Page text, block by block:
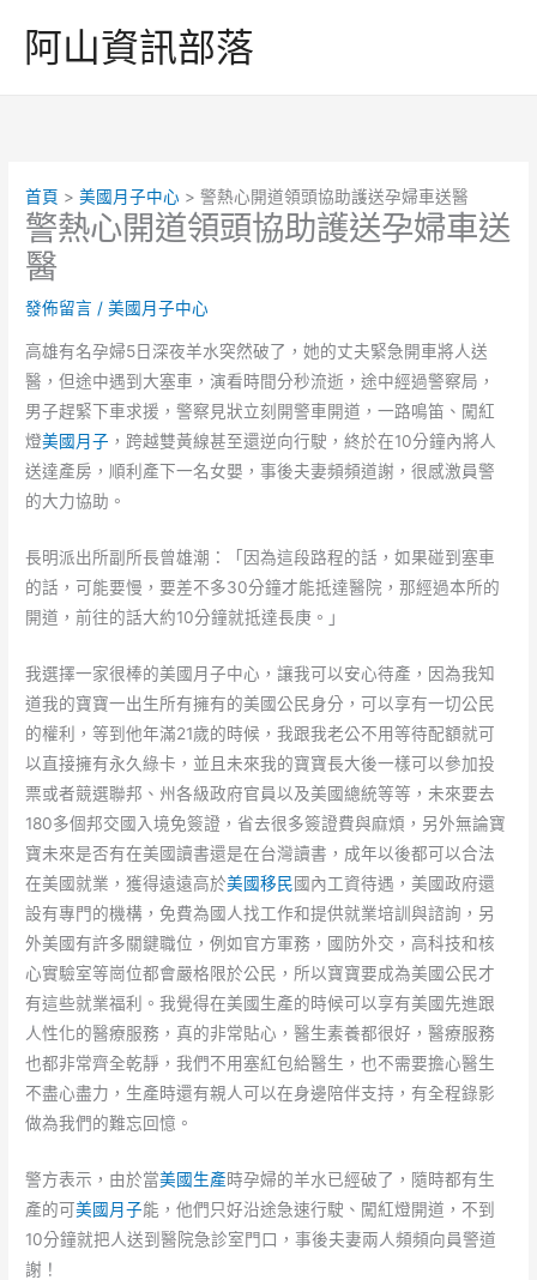
阿山資訊部落
首頁 美國月子中心 警熱心開道領頭協助護送孕婦車送醫
警熱心開道領頭協助護送孕婦車送
醫
發佈留言 /美國月子中心
高雄有名孕婦5日深夜羊水突然破了，她的丈夫緊急開車將人送
醫，但途中遇到大塞車，演看時間分秒流逝，途中經過警察局，
男子趕緊下車求援，警察見狀立刻開警車開道，一路鳴笛、闖紅
燈美國月子 ，跨越雙黃線甚至還逆向行駛，終於在10分鐘內將人
送達產房，順利產下一名女嬰，事後夫妻頻頻道謝，很感激員警
的大力協助。
長明派出所副所長曾雄潮：「因為這段路程的話，如果碰到塞車
的話，可能要慢，要差不多30分鐘才能抵達醫院，那經過本所的
開道，前往的話大約10分鐘就抵達長庚。」
我選擇一家很棒的美國月子中心，讓我可以安心待產，因為我知
道我的寶寶一出生所有擁有的美國公民身分，可以享有一切公民
的權利，等到他年滿21歲的時候，我跟我老公不用等待配額就可
以直接擁有永久綠卡，並且未來我的寶寶長大後一樣可以參加投
票或者競選聯邦、州各級政府官員以及美國總統等等，未來要去
180多個邦交國入境免簽證，省去很多簽證費與麻煩，另外無論寶
寶未來是否有在美國讀書還是在台灣讀書，成年以後都可以合法
在美國就業，獲得遠遠高於美國移民國內工資待遇，美國政府還
設有專門的機構，免費為國人找工作和提供就業培訓與諮詢，另
外美國有許多關鍵職位，例如官方軍務，國防外交，高科技和核
心實驗室等崗位都會嚴格限於公民，所以寶寶要成為美國公民才
有這些就業福利。我覺得在美國生產的時候可以享有美國先進跟
人性化的醫療服務，真的非常貼心，醫生素養都很好，醫療服務
也都非常齊全乾靜，我們不用塞紅包給醫生，也不需要擔心醫生
不盡心盡力，生產時還有親人可以在身邊陪伴支持，有全程錄影
做為我們的難忘回憶。
警方表示，由於當美國生產時孕婦的羊水已經破了，隨時都有生
產的可美國月子能，他們只好沿途急速行駛、闖紅燈開道，不到
10分鐘就把人送到醫院急診室門口，事後夫妻兩人頻頻向員警道
謝！